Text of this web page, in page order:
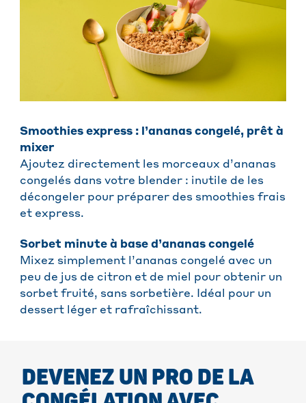
Smoothies express : l’ananas congelé, prêt à
mixer
Ajoutez directement les morceaux d’ananas
congelés dans votre blender : inutile de les
décongeler pour préparer des smoothies frais
et express.
Sorbet minute à base d’ananas congelé
Mixez simplement l’ananas congelé avec un
peu de jus de citron et de miel pour obtenir un
sorbet fruité, sans sorbetière. Idéal pour un
dessert léger et rafraîchissant.
DEVENEZ UN PRO DE LA